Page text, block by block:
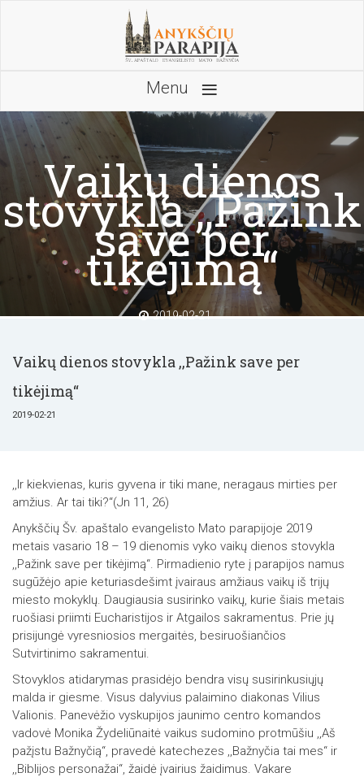
Menu ≡
Vaikų dienos
stovykla ,,Pažink
save per
tikėjimą“
2019-02-21
Vaikų dienos stovykla ,,Pažink save per
tikėjimą“
2019-02-21
,,Ir kiekvienas, kuris gyvena ir tiki mane, neragaus mirties per
amžius. Ar tai tiki?“(Jn 11, 26)
Anykščių Šv. apaštalo evangelisto Mato parapijoje 2019
metais vasario 18 – 19 dienomis vyko vaikų dienos stovykla
,,Pažink save per tikėjimą“. Pirmadienio ryte į parapijos namus
sugūžėjo apie keturiasdešimt įvairaus amžiaus vaikų iš trijų
miesto mokyklų. Daugiausia susirinko vaikų, kurie šiais metais
ruošiasi priimti Eucharistijos ir Atgailos sakramentus. Prie jų
prisijungė vyresniosios mergaitės, besiruošiančios
Sutvirtinimo sakramentui.
Stovyklos atidarymas prasidėjo bendra visų susirinkusiųjų
malda ir giesme. Visus dalyvius palaimino diakonas Vilius
Valionis. Panevėžio vyskupijos jaunimo centro komandos
vadovė Monika Žydeliūnaitė vaikus sudomino protmūšiu ,,Aš
pažįstu Bažnyčią“, pravedė katechezes ,,Bažnyčia tai mes“ ir
,,Biblijos personažai“, žaidė įvairius žaidimus. Vakare